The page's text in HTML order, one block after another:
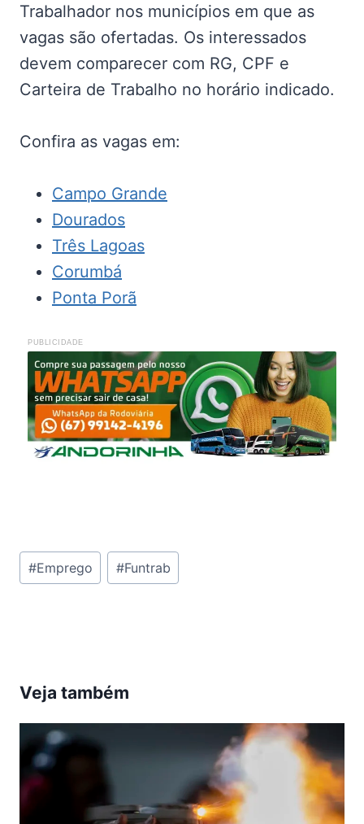
Trabalhador nos municípios em que as
vagas são ofertadas. Os interessados
devem comparecer com RG, CPF e
Carteira de Trabalho no horário indicado.
Confira as vagas em:
Campo Grande
Dourados
Três Lagoas
Corumbá
Ponta Porã
PUBLICIDADE
Tags
do
#Emprego #Funtrab
Veja também